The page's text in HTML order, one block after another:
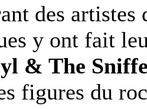
des artistes
y ont fait
& The
figures du